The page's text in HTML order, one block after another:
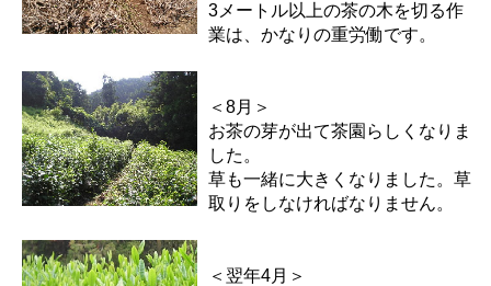
3メートル以上の茶の木を切る作
業は、かなりの重労働です。
＜8月＞
お茶の芽が出て茶園らしくなりま
した。
草も一緒に大きくなりました。草
取りをしなければなりません。
＜翌年4月＞